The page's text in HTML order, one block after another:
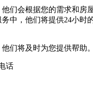
们会根据您的需求和房
中，他们将提供24小
们将及时为您提供帮助。